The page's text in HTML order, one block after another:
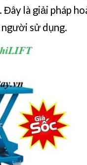
là giải pháp
sử dụng.